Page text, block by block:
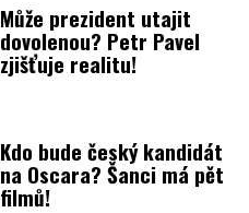
Může prezident utajit
dovolenou? Petr Pavel
zjišťuje realitu!
Kdo bude český kandidát
na Oscara? Šanci má pět
filmů!